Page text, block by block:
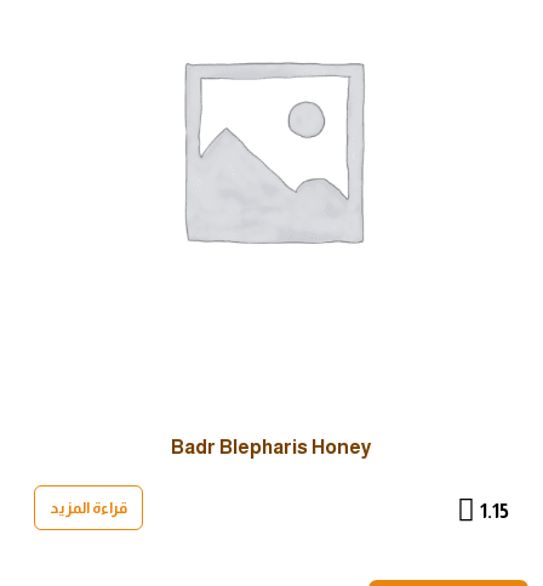
Badr Blepharis Honey
1.15 قراءة المزيد